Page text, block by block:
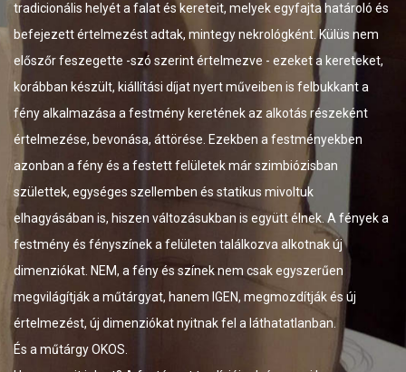
és kereteit, melyek egyfajta határoló és
mintegy nekrológként. Külüs nem
szerint értelmezve - ezeket a kereteket,
díjat nyert műveiben is felbukkant a
keretének az alkotás részeként
áttörése. Ezekben a festményekben
felületek már szimbiózisban
és statikus mivoltuk
változásukban is együtt élnek. A fények a
a felületen találkozva alkotnak új
és színek nem csak egyszerűen
hanem IGEN, megmozdítják és új
nyitnak fel a láthatatlanban.
A FÉNY…
mely magából az
alkotóeleme volt. A
érzékeljük őket,
esetben ez nem a
megvilágítja magát,
fényerősségek által
jelentésüket is. A
dimenziót ruháznak a
festmény így szinte
felhívja magára a
alapszínből kerülnek
a festmény színeinek